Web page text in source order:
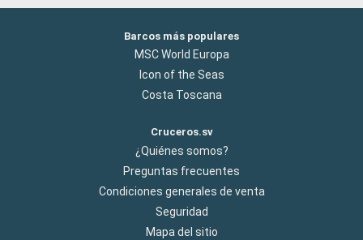
Barcos más populares
MSC World Europa
Icon of the Seas
Costa Toscana
Cruceros.sv
¿Quiénes somos?
Preguntas frecuentes
Condiciones generales de venta
Seguridad
Mapa del sitio